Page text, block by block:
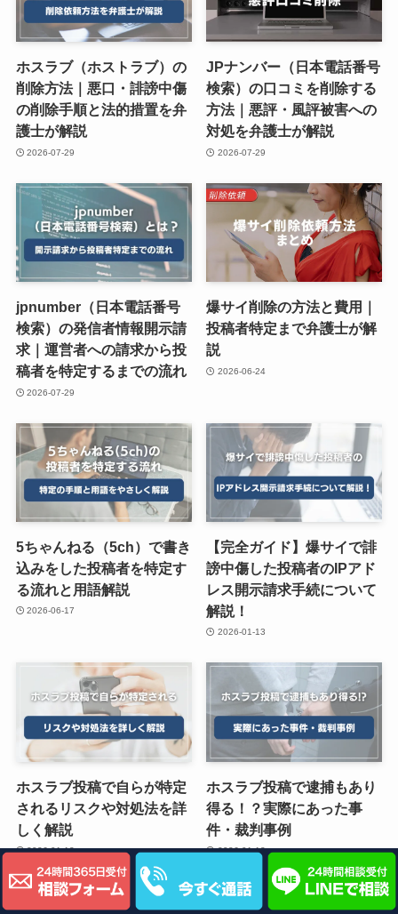
ホスラブ（ホストラブ）の
削除方法｜悪口・誹謗中傷
の削除手順と法的措置を弁
護士が解説
2026-07-29
JPナンバー（日本電話番号
検索）の口コミを削除する
方法｜悪評・風評被害への
対処を弁護士が解説
2026-07-29
jpnumber（日本電話番号
検索）の発信者情報開示請
求｜運営者への請求から投
稿者を特定するまでの流れ
2026-07-29
爆サイ削除の方法と費用｜
投稿者特定まで弁護士が解
説
2026-06-24
5ちゃんねる（5ch）で書き
込みをした投稿者を特定す
る流れと用語解説
2026-06-17
【完全ガイド】爆サイで誹
謗中傷した投稿者のIPアド
レス開示請求手続について
解説！
2026-01-13
ホスラブ投稿で自らが特定
されるリスクや対処法を詳
しく解説
2026-01-12
ホスラブ投稿で逮捕もあり
得る！？実際にあった事
件・裁判事例
2026-01-12